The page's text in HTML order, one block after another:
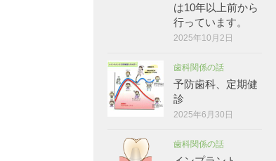
は10年以上前から
行っています。
2025年10月2日
歯科関係の話
予防歯科、定期健
診
2025年6月30日
歯科関係の話